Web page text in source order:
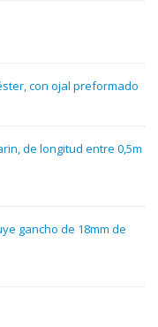
con ojal preformado
de longitud entre 0,5m
gancho de 18mm de